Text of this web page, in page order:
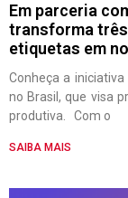
Em parceria
transforma
etiquetas em
Conheça a
no Brasil, que visa
produtiva. Com o
SAIBA MAIS